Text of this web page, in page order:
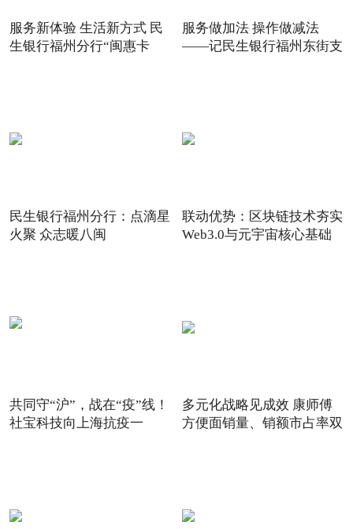
服务新体验 生活新方式 民
生银行福州分行“闽惠卡
服务做加法 操作做减法
——记民生银行福州东街支
民生银行福州分行：点滴星
火聚 众志暖八闽
联动优势：区块链技术夯实
Web3.0与元宇宙核心基础
共同守“沪”，战在“疫”线！
社宝科技向上海抗疫一
多元化战略见成效 康师傅
方便面销量、销额市占率双